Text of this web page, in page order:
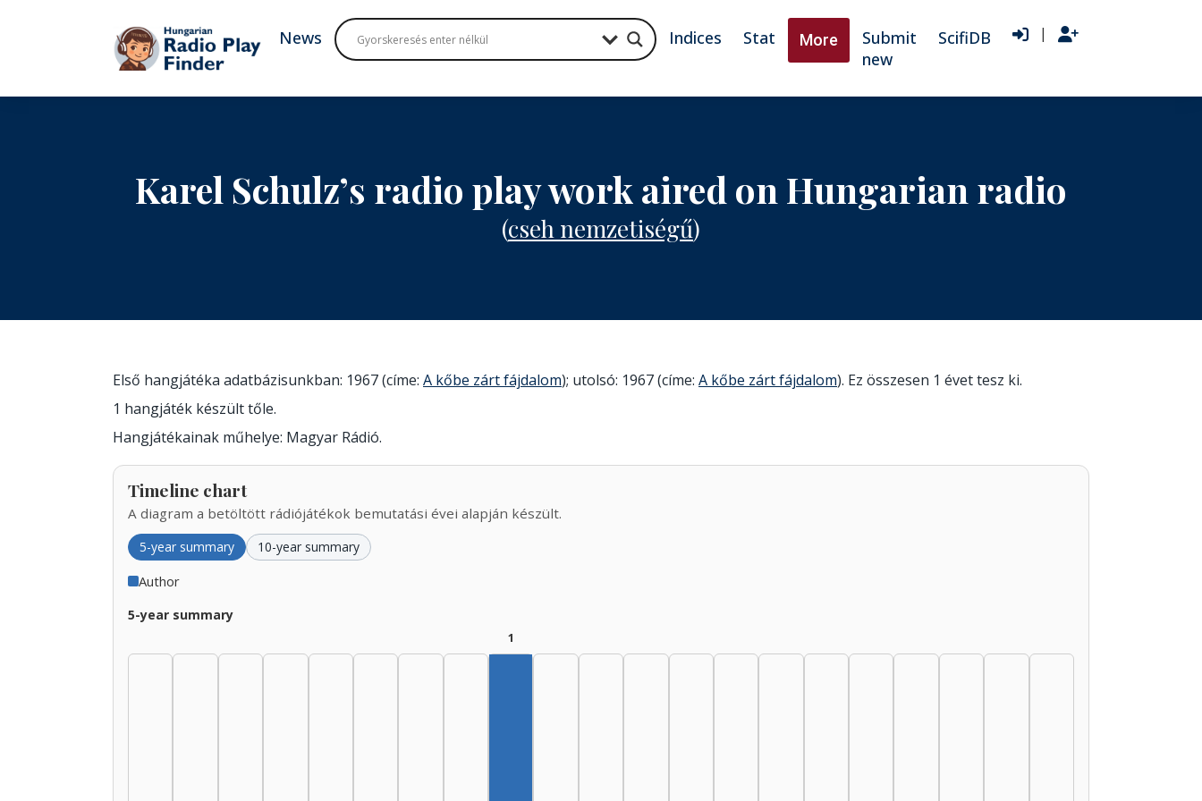
News Indices Stat More
Submit
new
ScifiDB |
Karel Schulz’s radio play work aired on Hungarian radio
(cseh nemzetiségű)
Első hangjátéka adatbázisunkban: 1967 (címe: A kőbe zárt fájdalom); utolsó: 1967 (címe: A kőbe zárt fájdalom). Ez összesen 1 évet tesz ki.
1 hangjáték készült tőle.
Hangjátékainak műhelye: Magyar Rádió.
Timeline chart
A diagram a betöltött rádiójátékok bemutatási évei alapján készült.
5-year summary 10-year summary
Author
5-year summary
1